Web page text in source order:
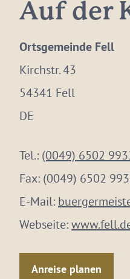
Auf der
Ortsgemeinde Fell
Kirchstr. 43
54341 Fell
DE
Tel.: (0049) 6502
Fax: (0049) 6502
E-Mail:
Webseite:
Anreise planen